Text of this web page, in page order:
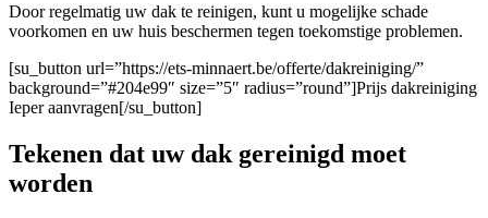
Door regelmatig uw dak te reinigen, kunt u mogelijke schade
voorkomen en uw huis beschermen tegen toekomstige problemen.
[su_button url=”https://ets-minnaert.be/offerte/dakreiniging/”
background=”#204e99″ size=”5″ radius=”round”]Prijs dakreiniging
Ieper aanvragen[/su_button]
Tekenen dat uw dak gereinigd moet
worden